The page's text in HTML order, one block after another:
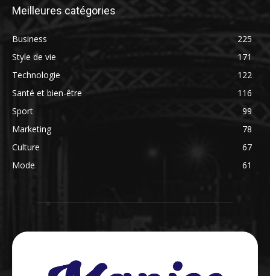
Meilleures catégories
Business
225
Style de vie
171
Technologie
122
Santé et bien-être
116
Sport
99
Marketing
78
Culture
67
Mode
61